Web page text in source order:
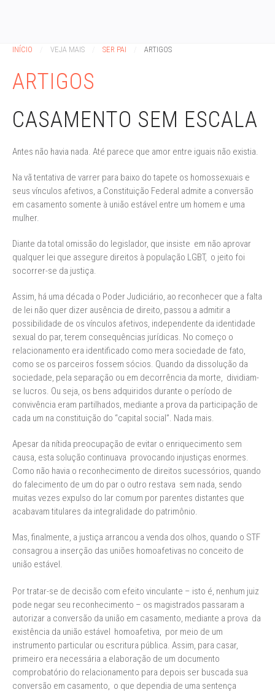
INÍCIO VEJA MAIS SER PAI ARTIGOS
ARTIGOS
CASAMENTO SEM ESCALA
Antes não havia nada. Até parece que amor entre iguais não existia.
Na vã tentativa de varrer para baixo do tapete os homossexuais e
seus vínculos afetivos, a Constituição Federal admite a conversão
em casamento somente à união estável entre um homem e uma
mulher.
Diante da total omissão do legislador, que insiste em não aprovar
qualquer lei que assegure direitos à população LGBT, o jeito foi
socorrer-se da justiça.
Assim, há uma década o Poder Judiciário, ao reconhecer que a falta
de lei não quer dizer ausência de direito, passou a admitir a
possibilidade de os vínculos afetivos, independente da identidade
sexual do par, terem consequências jurídicas. No começo o
relacionamento era identificado como mera sociedade de fato,
como se os parceiros fossem sócios. Quando da dissolução da
sociedade, pela separação ou em decorrência da morte, dividiam-
se lucros. Ou seja, os bens adquiridos durante o período de
convivência eram partilhados, mediante a prova da participação de
cada um na constituição do “capital social”. Nada mais.
Apesar da nítida preocupação de evitar o enriquecimento sem
causa, esta solução continuava provocando injustiças enormes.
Como não havia o reconhecimento de direitos sucessórios, quando
do falecimento de um do par o outro restava sem nada, sendo
muitas vezes expulso do lar comum por parentes distantes que
acabavam titulares da integralidade do patrimônio.
Mas, finalmente, a justiça arrancou a venda dos olhos, quando o STF
consagrou a inserção das uniões homoafetivas no conceito de
união estável.
Por tratar-se de decisão com efeito vinculante – isto é, nenhum juiz
pode negar seu reconhecimento – os magistrados passaram a
autorizar a conversão da união em casamento, mediante a prova da
existência da união estável homoafetiva, por meio de um
instrumento particular ou escritura pública. Assim, para casar,
primeiro era necessária a elaboração de um documento
comprobatório do relacionamento para depois ser buscada sua
conversão em casamento, o que dependia de uma sentença